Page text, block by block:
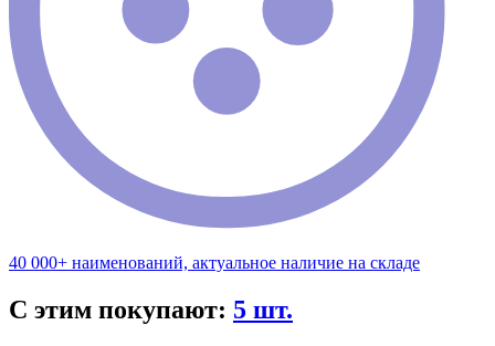
40 000+ наименований, актуальное наличие на складе
С этим покупают: 5 шт.